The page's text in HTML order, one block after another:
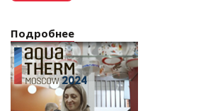
Подробнее